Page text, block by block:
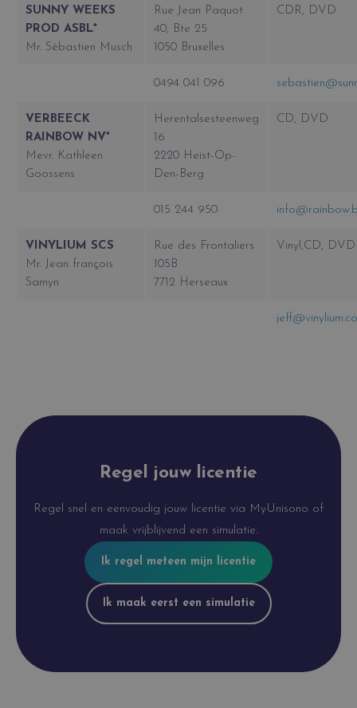
SUNNY WEEKS
PROD ASBL*
Mr. Sébastien Musch
Rue Jean Paquot
40, Bte 25
1050 Bruxelles
CDR, DVD
0494 041 096
VERBEECK
RAINBOW NV*
Mevr. Kathleen
Goossens
Herentalsesteenweg
16
2220 Heist-Op-
Den-Berg
CD, DVD
015 244 950
VINYLIUM SCS
Mr. Jean françois
Samyn
Rue des Frontaliers
105B
7712 Herseaux
Vinyl,CD, DVD
Regel jouw licentie
Regel snel en eenvoudig jouw licentie via MyUnisono of
maak vrijblijvend een simulatie.
Ik regel meteen mijn licentie
Ik maak eerst een simulatie